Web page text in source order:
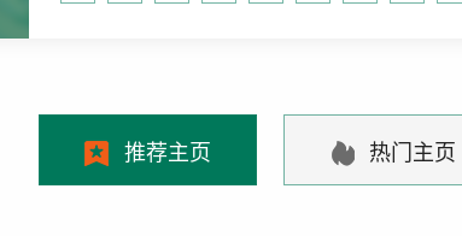
推荐主页 热门主页